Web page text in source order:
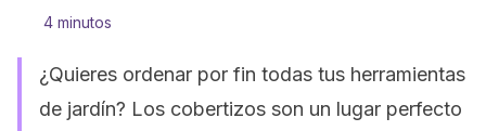
4 minutos
¿Quieres ordenar por fin todas tus herramientas
de jardín? Los cobertizos son un lugar perfecto